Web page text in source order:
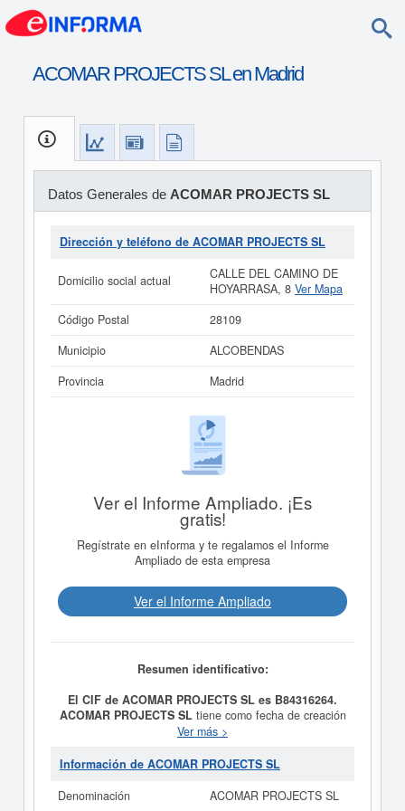
ACOMAR PROJECTS SL en Madrid
Datos Generales de ACOMAR PROJECTS SL
Dirección y teléfono de ACOMAR PROJECTS SL
Domicilio social actual
CALLE DEL CAMINO DE
HOYARRASA, 8 Ver Mapa
Código Postal
28109
Municipio
ALCOBENDAS
Provincia
Madrid
Ver el Informe Ampliado. ¡Es
gratis!
Regístrate en eInforma y te regalamos el Informe
Ampliado de esta empresa
Ver el Informe Ampliado
Resumen identificativo:
El CIF de ACOMAR PROJECTS SL es B84316264.
ACOMAR PROJECTS SLtiene como fecha de creación
el día 22/04/2005 y su meta es LA REALIZACION DE
ANALISIS FINANCIEROS, INVESTIGACION EN
TECNICAS DE MARKETING, GESTION Y
categoría del CNAE 9699 - Otros servicios personales
Ver más >
Información de ACOMAR PROJECTS SL
Denominación
ACOMAR PROJECTS SL